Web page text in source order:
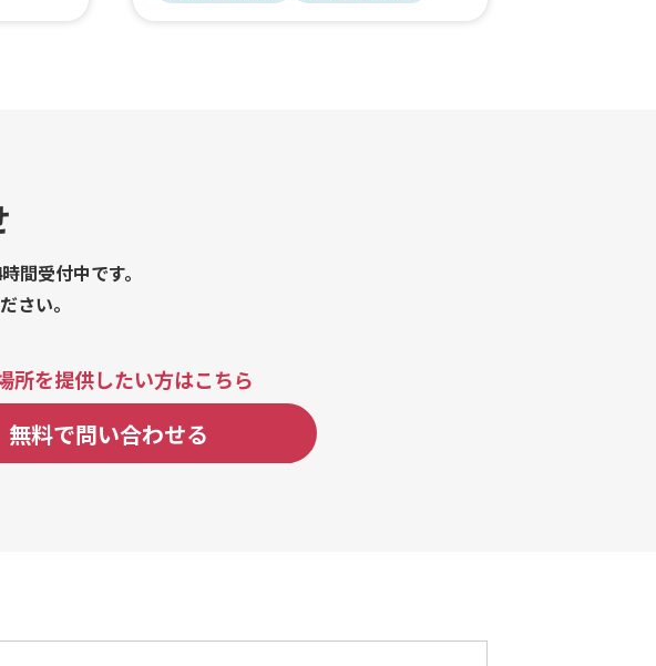
間受付中です。
さい。
所を提供したい方はこちら
無料で問い合わせる